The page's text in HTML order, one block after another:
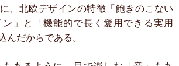
、北欧デザインの特徴「飽きのこない
」と「機能的で長く愛用できる実用
んだからである。